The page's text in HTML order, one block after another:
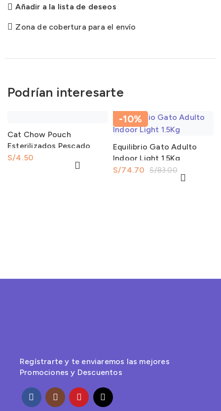
Añadir a la lista de deseos
Zona de cobertura para el envío
Podrían interesarte
Cat Chow Pouch
Esterilizados Pescado
85Gr
S/
-10%
Equilibrio Gato Adulto
Indoor Light 1.5Kg
S/83.00
S/74.70
Regístrarte y te enviaremos las mejores
Promociones y Descuentos